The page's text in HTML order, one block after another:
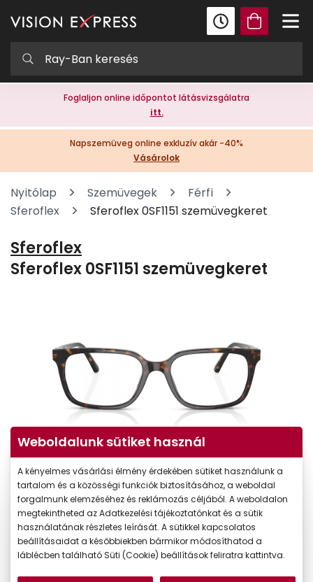
Foglaljon online időpontot látásvizsgálatra
itt.
Napszemüveg online exkluzív akár -40%
Vásárolok
Nyitólap Szemüvegek
Férfi
Sferoflex
Sferoflex 0SF1151 szemüvegkeret
Sferoflex
Sferoflex 0SF1151 szemüvegkeret
Weboldalunk sütiket használ
A kényelmes vásárlási élmény érdekében sütiket használunk a
tartalom és a közösségi funkciók biztosításához, a weboldal
forgalmunk elemzéséhez és reklámozás céljából. A weboldalon
megtekintheted az Adatkezelési tájékoztatónkat és a sütik
használatának részletes leírását. A sütikkel kapcsolatos
beállításaidat a későbbiekben bármikor módosíthatod a
láblécben található Süti (Cookie) beállítások feliratra kattintva.